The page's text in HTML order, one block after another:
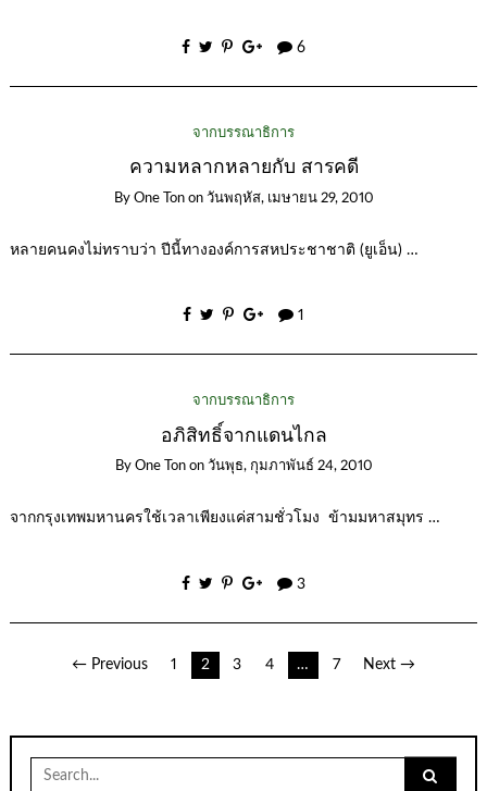
6
จากบรรณาธิการ
ความหลากหลายกับ สารคดี
By One Ton on วันพฤหัส, เมษายน 29, 2010
หลายคนคงไม่ทราบว่า ปีนี้ทางองค์การสหประชาชาติ (ยูเอ็น) …
1
จากบรรณาธิการ
อภิสิทธิ์จากแดนไกล
By One Ton on วันพุธ, กุมภาพันธ์ 24, 2010
จากกรุงเทพมหานครใช้เวลาเพียงแค่สามชั่วโมง ข้ามมหาสมุทร …
3
เรื่อง
← Previous 1 2 3 4 … 7 Next →
for: